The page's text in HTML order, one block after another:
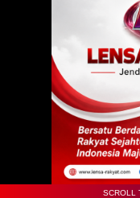
SCROLL